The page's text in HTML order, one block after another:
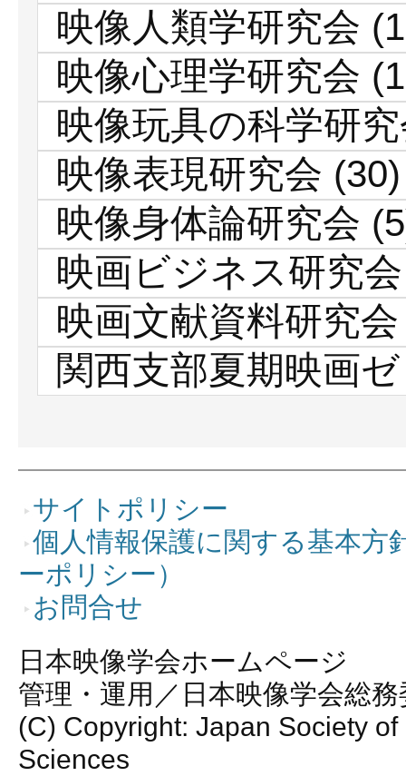
映像人類学研究会
映像心理学研究会
映像玩具の科学研
映像表現研究会 (30)
映像身体論研究会
映画ビジネス研究会
映画文献資料研究会
関西支部夏期映画
サイトポリシー
個人情報保護に関する基本方
ーポリシー）
お問合せ
日本映像学会ホームページ
管理・運用／日本映像学会総
(C) Copyright: Japan Society of
Sciences